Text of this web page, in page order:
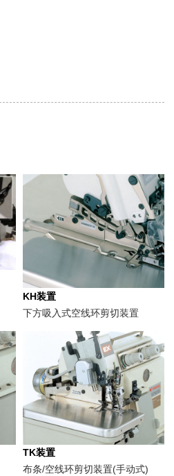
KH装置
下方吸入式空线环剪切装置
TK装置
布条/空线环剪切装置(手动式)